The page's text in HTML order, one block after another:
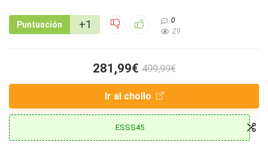
Puntuación +1
0
29
281,99€ 499,99€
Ir al chollo
ESSS45